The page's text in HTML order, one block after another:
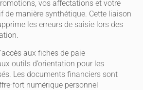
vos affectations et votre
de manière synthétique. Cette liaison
les erreurs de saisie lors des
aux fiches de paie
outils d’orientation pour les
Les documents financiers sont
fort numérique personnel